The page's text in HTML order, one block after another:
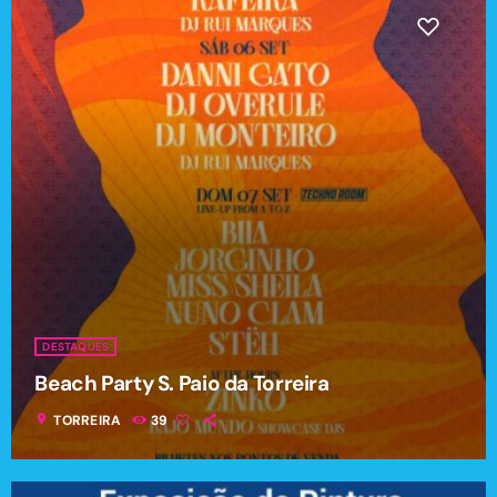
DESTAQUES
Beach Party S. Paio da Torreira
location_on TORREIRA 39